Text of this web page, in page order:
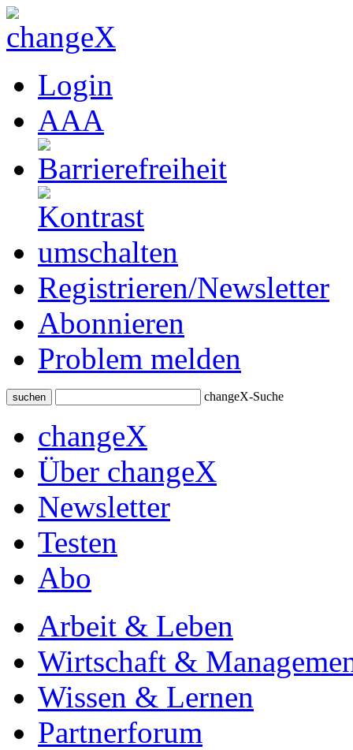
Login
AAA
Registrieren/Newsletter
Abonnieren
Problem melden
suchen changeX-Suche
changeX
Über changeX
Newsletter
Testen
Abo
Arbeit & Leben
Wirtschaft &
Wissen & Lernen
Partnerforum